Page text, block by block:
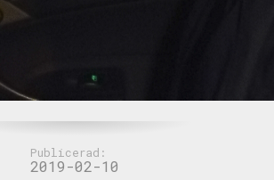
Publicerad:
2019-02-10